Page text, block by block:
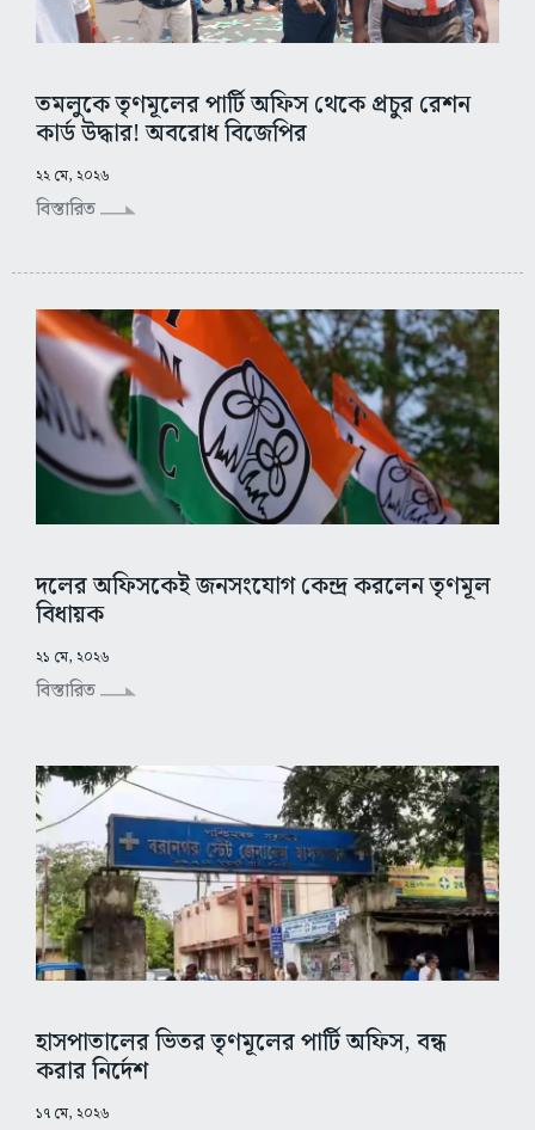
তমলুকে তৃণমূলের পার্টি অফিস থেকে প্রচুর রেশন
কার্ড উদ্ধার! অবরোধ বিজেপির
২২ মে, ২০২৬
বিস্তারিত
দলের অফিসকেই জনসংযোগ কেন্দ্র করলেন তৃণমূল
বিধায়ক
২১ মে, ২০২৬
বিস্তারিত
হাসপাতালের ভিতর তৃণমূলের পার্টি অফিস, বন্ধ
করার নির্দেশ
১৭ মে, ২০২৬